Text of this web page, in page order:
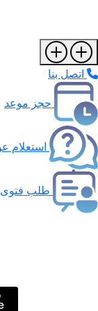
اتصل بنا
حجز موعد
استعلام
طلب فتوى